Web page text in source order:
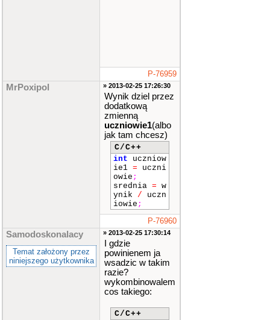
P-76959
MrPoxipol » 2013-02-25 17:26:30
Wynik dziel przez
dodatkową
zmienną
uczniowie1(albo
jak tam chcesz)
C/C++
int uczniow
ie1 = uczni
owie ;
srednia = w
ynik / uczn
iowie ;
P-76960
Samodoskonalacy
Temat założony przez
niniejszego użytkownika
» 2013-02-25 17:30:14
I gdzie
powinienem ja
wsadzic w takim
razie?
wykombinowalem
cos takiego:
C/C++